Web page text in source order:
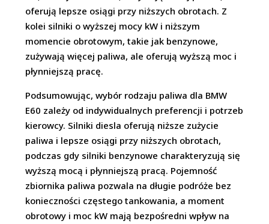
oferują lepsze osiągi przy niższych obrotach. Z
kolei silniki o wyższej mocy kW i niższym
momencie obrotowym, takie jak benzynowe,
zużywają więcej paliwa, ale oferują wyższą moc i
płynniejszą pracę.
Podsumowując, wybór rodzaju paliwa dla BMW
E60 zależy od indywidualnych preferencji i potrzeb
kierowcy. Silniki diesla oferują niższe zużycie
paliwa i lepsze osiągi przy niższych obrotach,
podczas gdy silniki benzynowe charakteryzują się
wyższą mocą i płynniejszą pracą. Pojemność
zbiornika paliwa pozwala na długie podróże bez
konieczności częstego tankowania, a moment
obrotowy i moc kW mają bezpośredni wpływ na